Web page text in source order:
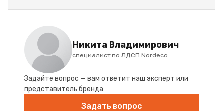
Никита Владимирович
специалист по ЛДСП Nordeco
Задайте вопрос — вам ответит наш эксперт или
представитель бренда
Задать вопрос